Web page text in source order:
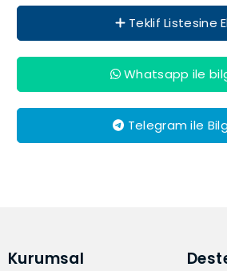
Teklif Listesine
Whatsapp ile
Telegram ile
Kurumsal